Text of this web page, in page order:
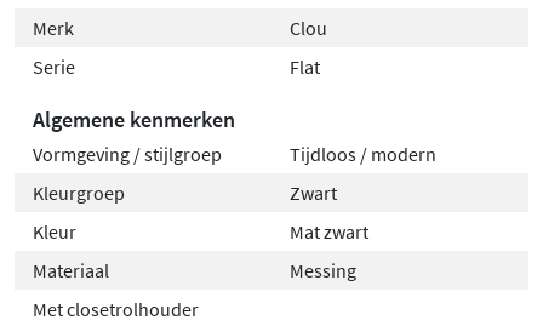
Merk
Clou
Serie
Flat
Algemene kenmerken
Vormgeving / stijlgroep
Tijdloos / modern
Kleurgroep
Zwart
Kleur
Mat zwart
Materiaal
Messing
Met closetrolhouder